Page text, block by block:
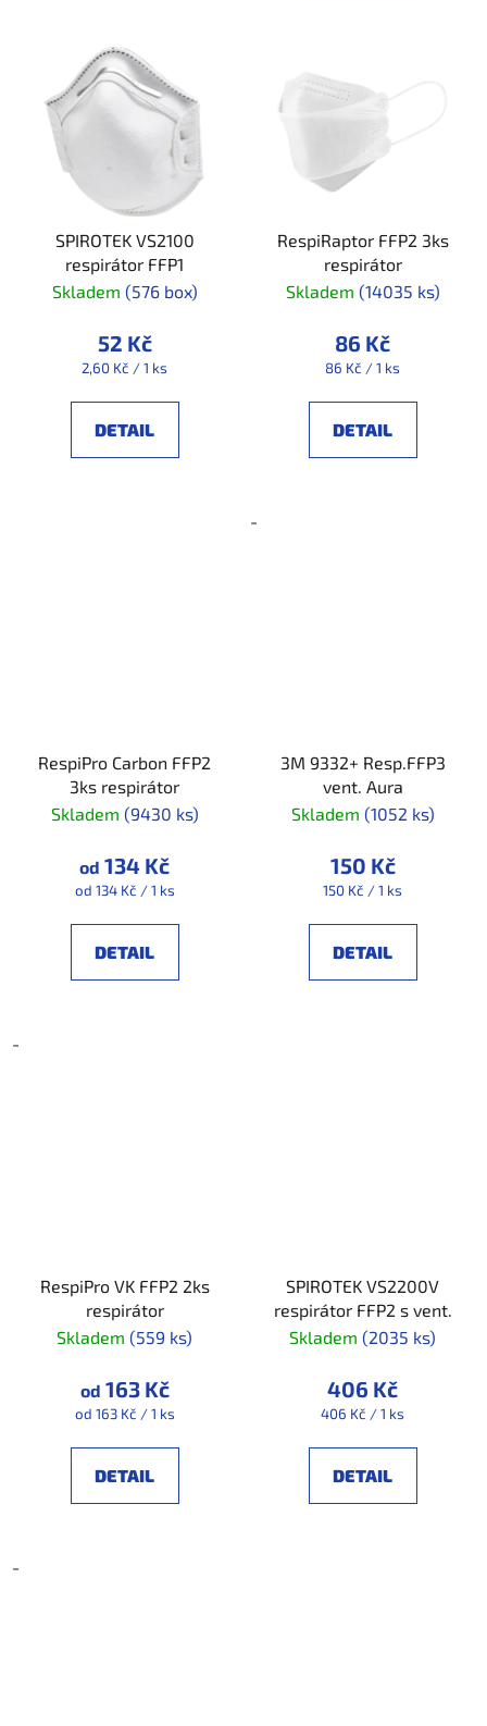
SPIROTEK VS2100
respirátor FFP1
Skladem (576 box)
52 Kč
Měrná
2,60 Kč / 1 ks
DETAIL
RespiRaptor FFP2 3ks
respirátor
Skladem (14035 ks)
86 Kč
Měrná
86 Kč / 1 ks
DETAIL
-
RespiPro Carbon FFP2
3ks respirátor
Skladem (9430 ks)
od 134 Kč
Měrná
od 134 Kč / 1 ks
DETAIL
-
3M 9332+ Resp.FFP3
vent. Aura
Skladem (1052 ks)
150 Kč
Měrná
150 Kč / 1 ks
DETAIL
RespiPro VK FFP2 2ks
respirátor
Skladem (559 ks)
od 163 Kč
Měrná
od 163 Kč / 1 ks
DETAIL
-
SPIROTEK VS2200V
respirátor FFP2 s vent.
Skladem (2035 ks)
406 Kč
Měrná
406 Kč / 1 ks
DETAIL